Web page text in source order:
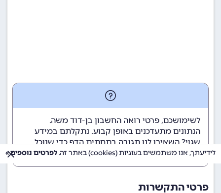
לשימושכם, פרטי רואה החשבון בן-דוד משה.
הנתונים מתעדכנים באופן קבוע. נתקלתם במידע
שגוי? השאירו לנו תגובה בתחתית הדף כדי שנוכל
לטפל בבעיה בהקדם.
פרטי התקשרות
לידיעתך, אנו משתמשים בעוגיות (cookies) באתר זה. לפרטים נוספים »